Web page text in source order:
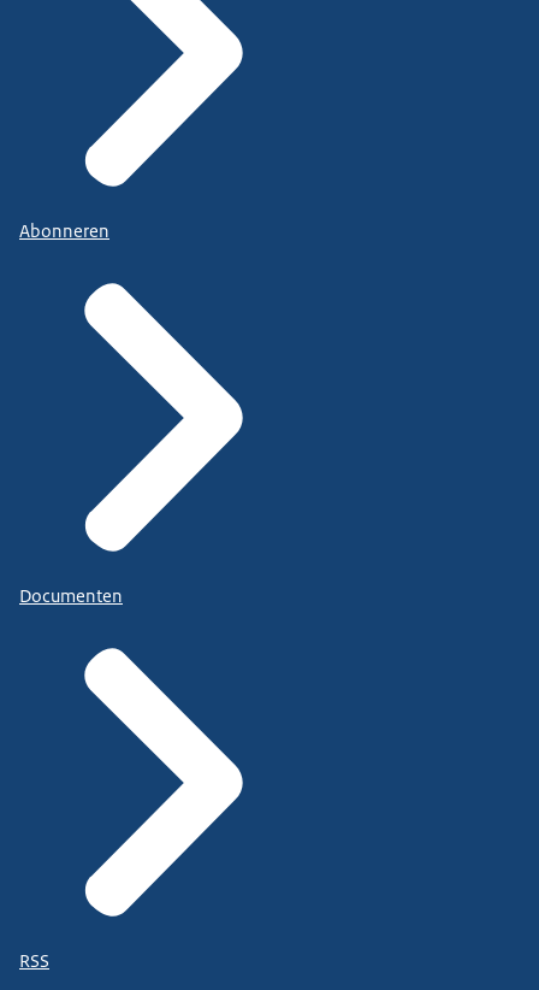
Abonneren
Documenten
RSS